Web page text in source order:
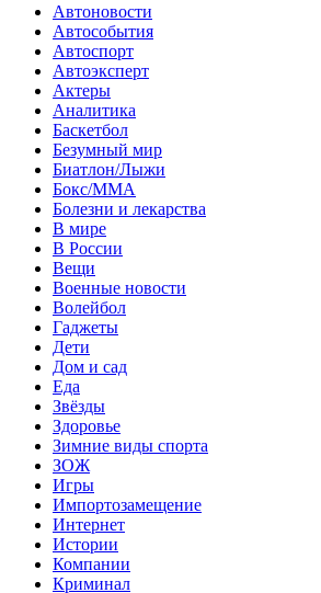
Автоновости
Автособытия
Автоспорт
Автоэксперт
Актеры
Аналитика
Баскетбол
Безумный мир
Биатлон/Лыжи
Бокс/MMA
Болезни и лекарства
В мире
В России
Вещи
Военные новости
Волейбол
Гаджеты
Дети
Дом и сад
Еда
Звёзды
Здоровье
Зимние виды спорта
ЗОЖ
Игры
Импортозамещение
Интернет
Истории
Компании
Криминал